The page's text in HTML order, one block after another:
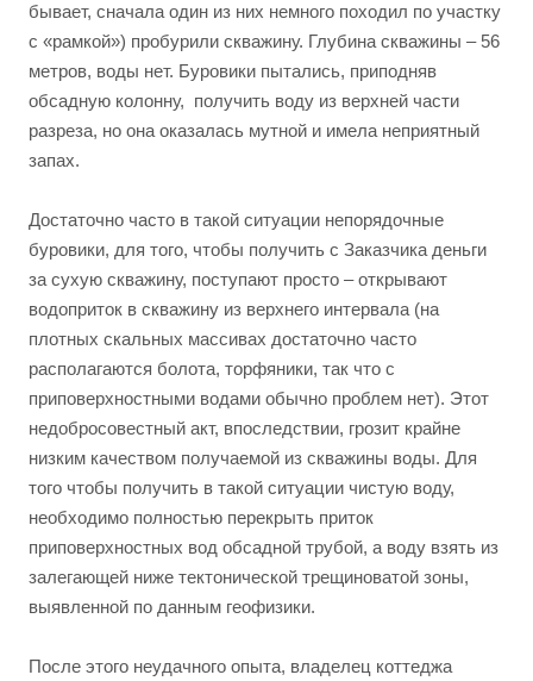
бывает, сначала один из них немного походил по участку
с «рамкой») пробурили скважину. Глубина скважины – 56
метров, воды нет. Буровики пытались, приподняв
обсадную колонну, получить воду из верхней части
разреза, но она оказалась мутной и имела неприятный
запах.
Достаточно часто в такой ситуации непорядочные
буровики, для того, чтобы получить с Заказчика деньги
за сухую скважину, поступают просто – открывают
водоприток в скважину из верхнего интервала (на
плотных скальных массивах достаточно часто
располагаются болота, торфяники, так что с
приповерхностными водами обычно проблем нет). Этот
недобросовестный акт, впоследствии, грозит крайне
низким качеством получаемой из скважины воды. Для
того чтобы получить в такой ситуации чистую воду,
необходимо полностью перекрыть приток
приповерхностных вод обсадной трубой, а воду взять из
залегающей ниже тектонической трещиноватой зоны,
выявленной по данным геофизики.
После этого неудачного опыта, владелец коттеджа